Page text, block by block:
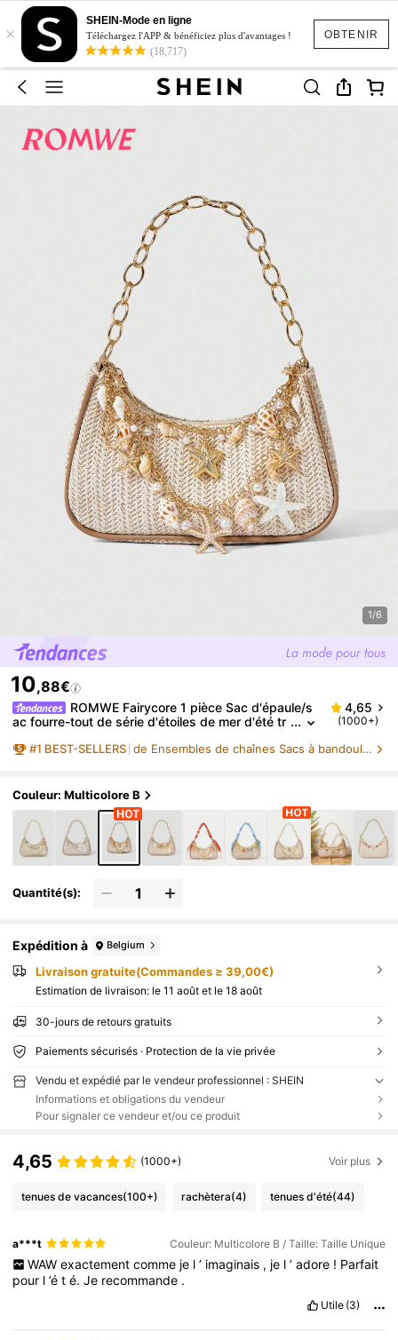
OBTENIR
×
SHEIN-Mode en ligne
Téléchargez l'APP & bénéficiez plus d'avantages !
(18,717)
1/6
10,88€
ROMWE Fairycore 1 pièce Sac d'épaule/s
ac fourre-tout de série d'étoiles de mer d'été tr
ment de la décoration aléatoire)
4,65
(1000+)
#1 BEST-SELLERS de Ensembles de chaînes Sacs à bandoulière pour fe
Couleur: Multicolore B
Quantité(s):
Expédition à Belgium
Livraison gratuite(Commandes ≥ 39,00€)
Estimation de livraison: le 11 août et le 18 août
30-jours de retours gratuits
Paiements sécurisés · Protection de la vie privée
Vendu et expédié par le vendeur professionnel : SHEIN
Informations et obligations du vendeur
Pour signaler ce vendeur et/ou ce produit
4,65 (1000+) Voir plus
tenues de vacances(100+) rachètera(4) tenues d'été(44)
a***t Couleur: Multicolore B / Taille: Taille Unique
WAW exactement comme je l ’ imaginais , je l ’ adore ! Parfait
pour l’été.Je recommande .
Utile (3)